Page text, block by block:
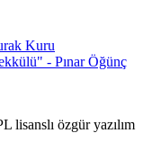
Kuru
- Pınar Öğünç
özgür yazılım